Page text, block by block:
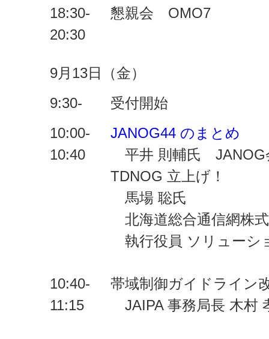
18:30-
20:30
懇親会 OMO7
9月13日（金）
9:30-
受付開始
10:00-
10:40
JANOG44 のまとめ
平井 則輔氏 JANOG
TDNOG 立上げ！
馬場 聡氏
北海道総合通信網株
執行役員 ソリューシ
10:40-
11:15
帯域制御ガイドライン
JAIPA 事務局長 木村